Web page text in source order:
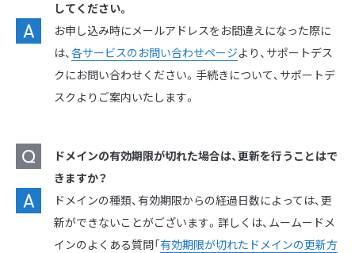
してください。
お申し込み時にメールアドレスをお間違えになった際に
は、各サービスのお問い合わせページより、サポートデス
クにお問い合わせください。手続きについて、サポートデ
スクよりご案内いたします。
ドメインの有効期限が切れた場合は、更新を行うことはで
きますか？
ドメインの種類、有効期限からの経過日数によっては、更
新ができないことがございます。詳しくは、ムームードメ
インのよくある質問「有効期限が切れたドメインの更新方